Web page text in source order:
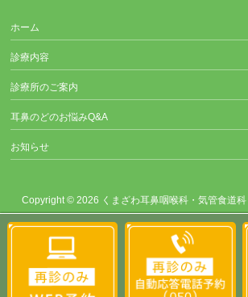
ホーム
診療内容
診療所のご案内
耳鼻のどのお悩みQ&A
お知らせ
Copyright © 2026 くまざわ耳鼻咽喉科・気管食道科